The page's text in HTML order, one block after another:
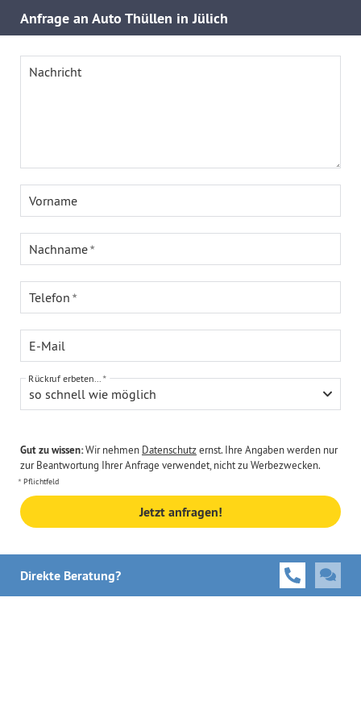
Anfrage an Auto Thüllen in Jülich
Nachricht
Vorname
Nachname
Telefon
E-Mail
so schnell wie möglich
Rückruf erbeten...
Gut zu wissen:Wir nehmen Datenschutzernst. Ihre Angaben werden nur
zur Beantwortung Ihrer Anfrage verwendet, nicht zu Werbezwecken.
Pflichtfeld
Jetzt anfragen!
Direkte Beratung?